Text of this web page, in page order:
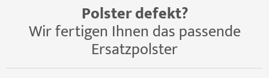
Polster defekt?
Wir fertigen Ihnen das passende
Ersatzpolster